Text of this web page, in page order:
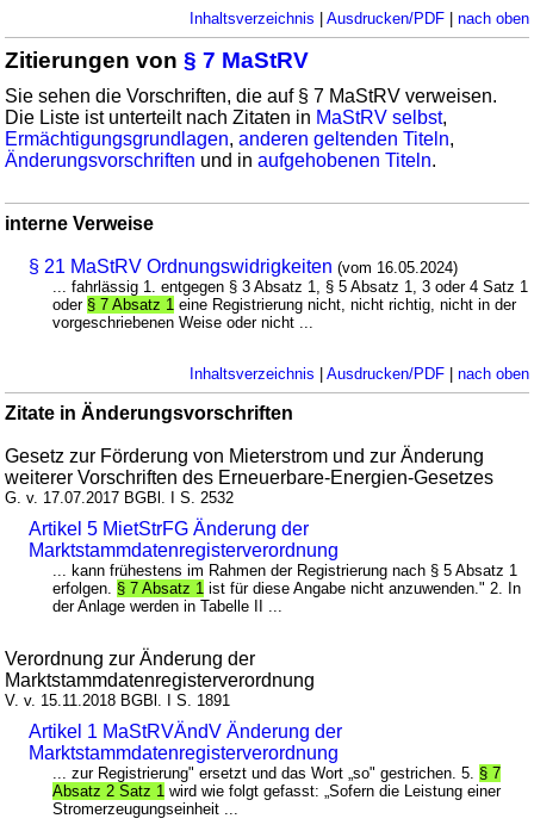
Inhaltsverzeichnis | Ausdrucken/PDF| nach oben
Zitierungen von§ 7 MaStRV
Sie sehen die Vorschriften, die auf § 7 MaStRV verweisen.
Die Liste ist unterteilt nach Zitaten in MaStRV selbst,
Ermächtigungsgrundlagen,anderen geltenden Titeln,
Änderungsvorschriften und inaufgehobenen Titeln.
interne Verweise
§ 21 MaStRV Ordnungswidrigkeiten (vom 16.05.2024)
... fahrlässig 1. entgegen § 3 Absatz 1, § 5 Absatz 1, 3 oder 4 Satz 1
oder § 7 Absatz 1 eine Registrierung nicht, nicht richtig, nicht in der
vorgeschriebenen Weise oder nicht ...
Inhaltsverzeichnis | Ausdrucken/PDF| nach oben
Zitate in Änderungsvorschriften
Gesetz zur Förderung von Mieterstrom und zur Änderung
weiterer Vorschriften des Erneuerbare-Energien-Gesetzes
G. v. 17.07.2017 BGBl. I S. 2532
Artikel 5 MietStrFG Änderung der
Marktstammdatenregisterverordnung
... kann frühestens im Rahmen der Registrierung nach § 5 Absatz 1
erfolgen. § 7 Absatz 1 ist für diese Angabe nicht anzuwenden." 2. In
der Anlage werden in Tabelle II ...
Verordnung zur Änderung der
Marktstammdatenregisterverordnung
V. v. 15.11.2018 BGBl. I S. 1891
Artikel 1 MaStRVÄndV Änderung der
Marktstammdatenregisterverordnung
... zur Registrierung" ersetzt und das Wort „so" gestrichen. 5. § 7
Absatz 2 Satz 1 wird wie folgt gefasst: „Sofern die Leistung einer
Stromerzeugungseinheit ...